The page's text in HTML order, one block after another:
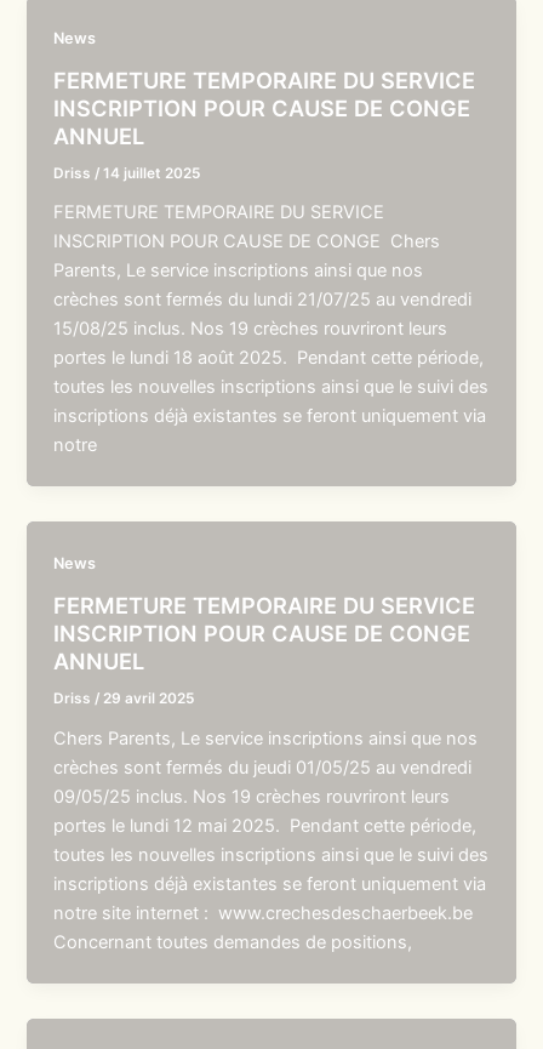
News
FERMETURE TEMPORAIRE DU SERVICE
INSCRIPTION POUR CAUSE DE CONGE
ANNUEL
Driss /14 juillet 2025
FERMETURE TEMPORAIRE DU SERVICE
INSCRIPTION POUR CAUSE DE CONGE Chers
Parents, Le service inscriptions ainsi que nos
crèches sont fermés du lundi 21/07/25 au vendredi
15/08/25 inclus. Nos 19 crèches rouvriront leurs
portes le lundi 18 août 2025. Pendant cette période,
toutes les nouvelles inscriptions ainsi que le suivi des
inscriptions déjà existantes se feront uniquement via
notre
News
FERMETURE TEMPORAIRE DU SERVICE
INSCRIPTION POUR CAUSE DE CONGE
ANNUEL
Driss / 29 avril 2025
Chers Parents, Le service inscriptions ainsi que nos
crèches sont fermés du jeudi 01/05/25 au vendredi
09/05/25 inclus. Nos 19 crèches rouvriront leurs
portes le lundi 12 mai 2025. Pendant cette période,
toutes les nouvelles inscriptions ainsi que le suivi des
inscriptions déjà existantes se feront uniquement via
notre site internet : www.crechesdeschaerbeek.be
Concernant toutes demandes de positions,